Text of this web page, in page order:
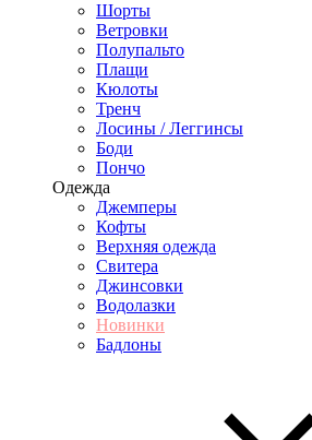
Шорты
Ветровки
Полупальто
Плащи
Кюлоты
Тренч
Лосины / Леггинсы
Боди
Пончо
Одежда
Джемперы
Кофты
Верхняя одежда
Свитера
Джинсовки
Водолазки
Новинки
Бадлоны